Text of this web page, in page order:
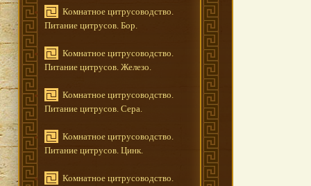
Комнатное цитрусоводство.
Питание цитрусов. Бор.
Комнатное цитрусоводство.
Питание цитрусов. Железо.
Комнатное цитрусоводство.
Питание цитрусов. Сера.
Комнатное цитрусоводство.
Питание цитрусов. Цинк.
Комнатное цитрусоводство.